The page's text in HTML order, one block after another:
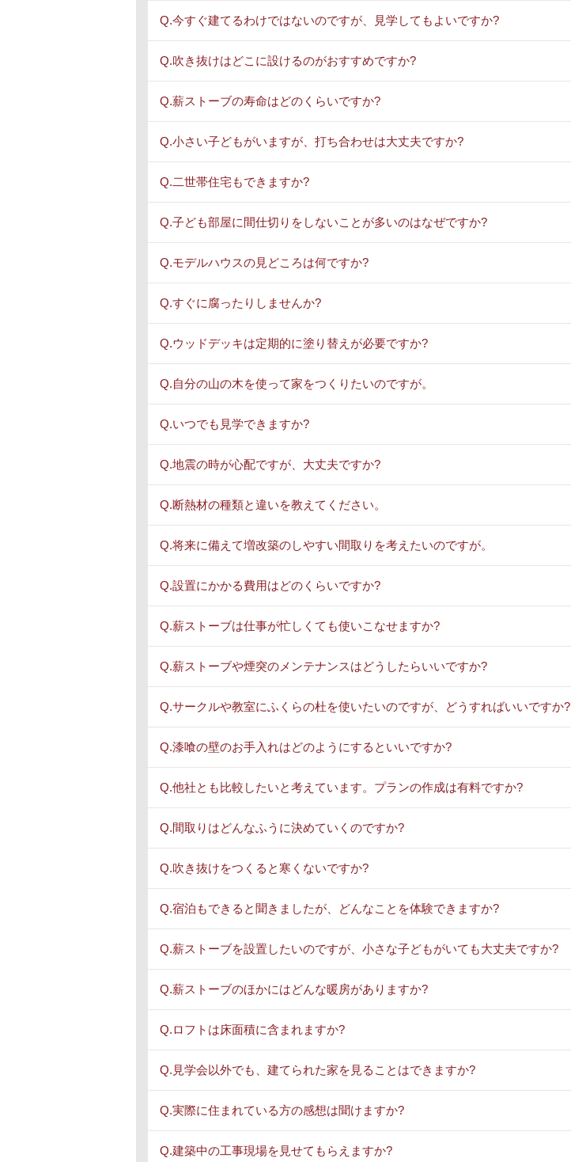
Q.今すぐ建てるわけではないのですが、見学してもよいですか?
Q.吹き抜けはどこに設けるのがおすすめですか?
Q.薪ストーブの寿命はどのくらいですか?
Q.小さい子どもがいますが、打ち合わせは大丈夫ですか?
Q.二世帯住宅もできますか?
Q.子ども部屋に間仕切りをしないことが多いのはなぜですか?
Q.モデルハウスの見どころは何ですか?
Q.すぐに腐ったりしませんか?
Q.ウッドデッキは定期的に塗り替えが必要ですか?
Q.自分の山の木を使って家をつくりたいのですが。
Q.いつでも見学できますか?
Q.地震の時が心配ですが、大丈夫ですか?
Q.断熱材の種類と違いを教えてください。
Q.将来に備えて増改築のしやすい間取りを考えたいのですが。
Q.設置にかかる費用はどのくらいですか?
Q.薪ストーブは仕事が忙しくても使いこなせますか?
Q.薪ストーブや煙突のメンテナンスはどうしたらいいですか?
Q.サークルや教室にふくらの杜を使いたいのですが、どうすればいいですか?
Q.漆喰の壁のお手入れはどのようにするといいですか?
Q.他社とも比較したいと考えています。プランの作成は有料ですか?
Q.間取りはどんなふうに決めていくのですか?
Q.吹き抜けをつくると寒くないですか?
Q.宿泊もできると聞きましたが、どんなことを体験できますか?
Q.薪ストーブを設置したいのですが、小さな子どもがいても大丈夫ですか?
Q.薪ストーブのほかにはどんな暖房がありますか?
Q.ロフトは床面積に含まれますか?
Q.見学会以外でも、建てられた家を見ることはできますか?
Q.実際に住まれている方の感想は聞けますか?
Q.建築中の工事現場を見せてもらえますか?